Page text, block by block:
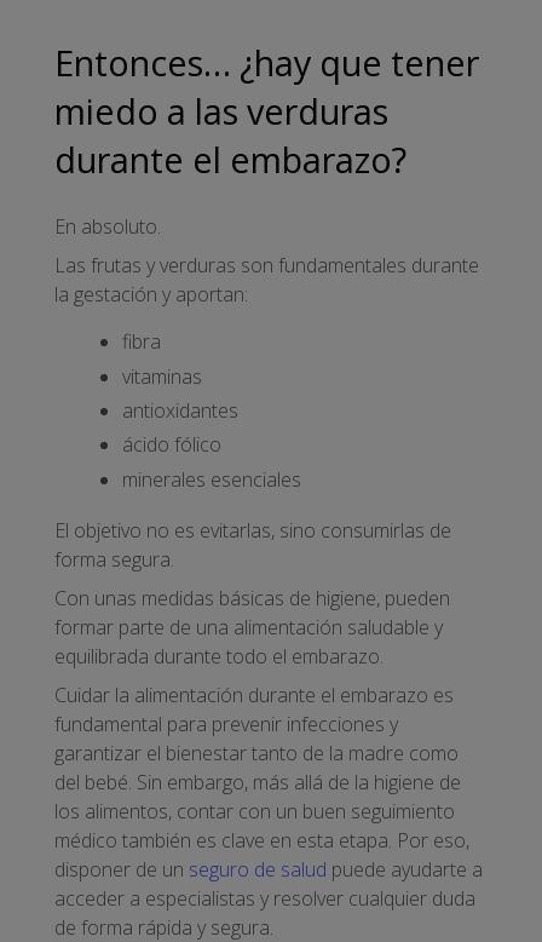
Entonces… ¿hay que tener
miedo a las verduras
durante el embarazo?
En absoluto.
Las frutas y verduras son fundamentales durante
la gestación y aportan:
fibra
vitaminas
antioxidantes
ácido fólico
minerales esenciales
El objetivo no es evitarlas, sino consumirlas de
forma segura.
Con unas medidas básicas de higiene, pueden
formar parte de una alimentación saludable y
equilibrada durante todo el embarazo.
Cuidar la alimentación durante el embarazo es
fundamental para prevenir infecciones y
garantizar el bienestar tanto de la madre como
del bebé. Sin embargo, más allá de la higiene de
los alimentos, contar con un buen seguimiento
médico también es clave en esta etapa. Por eso,
disponer de un seguro de salud puede ayudarte a
acceder a especialistas y resolver cualquier duda
de forma rápida y segura.